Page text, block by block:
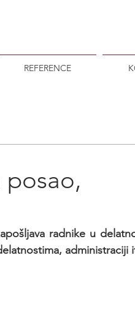
REFERENCE
posao,
radnike u
administraciji